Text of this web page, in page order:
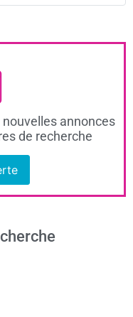
annonces
de recherche